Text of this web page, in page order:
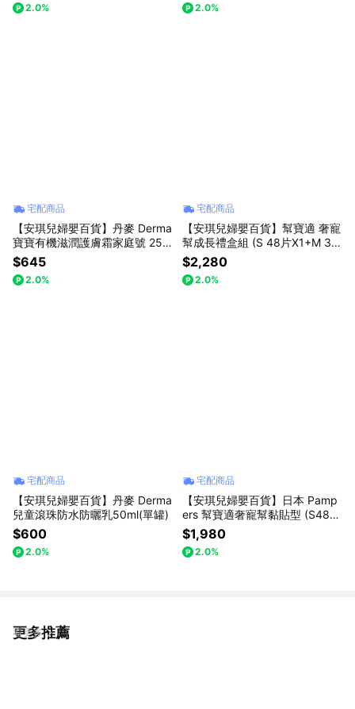
2.0% 2.0%
宅配商品
【安琪兒婦嬰百貨】丹麥 Derma
寶寶有機滋潤護膚霜家庭號 250
ml
$645
2.0%
宅配商品
【安琪兒婦嬰百貨】幫寶適 奢寵
幫成長禮盒組 (S 48片X1+M 38
片X2)
$2,280
2.0%
宅配商品
【安琪兒婦嬰百貨】丹麥 Derma
兒童滾珠防水防曬乳50ml(單罐)
$600
2.0%
宅配商品
【安琪兒婦嬰百貨】日本 Pamp
ers 幫寶適奢寵幫黏貼型 (S48片
x3包 箱購)
$1,980
2.0%
更多推薦
看更多